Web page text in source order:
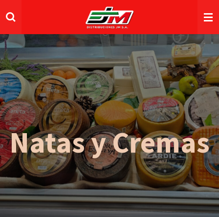
al
principal
Natas y Cremas